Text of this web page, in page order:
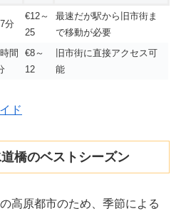
分
€12～
25
最速だが駅から旧市街ま
で移動が必要
間
€8～
12
旧市街に直接アクセス可
能
ド
橋のベストシーズン
の高原都市のため、季節による